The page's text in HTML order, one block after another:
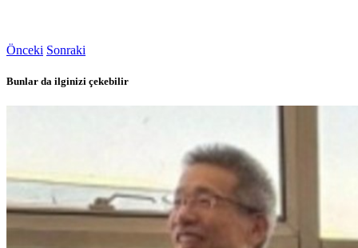
Önceki Sonraki
Bunlar da ilginizi çekebilir